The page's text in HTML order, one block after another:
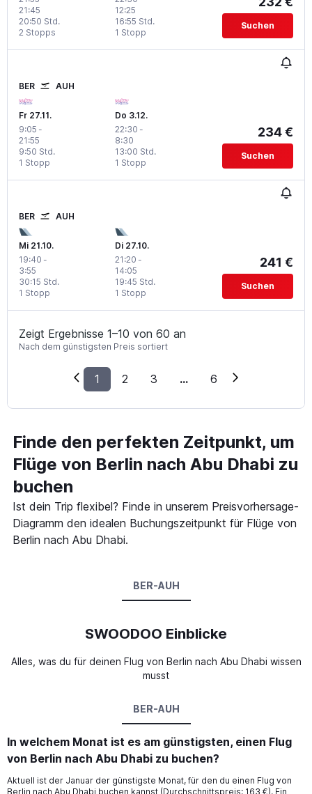
21:45
2 Stopps
20:50 Std.
12:25
1 Stopp
16:55 Std. Suchen
BER AUH
Fr 27.11.
9:05 -
21:55
1 Stopp
9:50 Std.
Do 3.12.
22:30 -
8:30
1 Stopp
13:00 Std.
234 €
Suchen
BER AUH
Mi 21.10.
19:40 -
3:55
1 Stopp
30:15 Std.
Di 27.10.
21:20 -
14:05
1 Stopp
19:45 Std.
241 €
Suchen
Zeigt Ergebnisse 1–10 von 60 an
Nach dem günstigsten Preis sortiert
1 2 3 ... 6
Finde den perfekten Zeitpunkt, um
Flüge von Berlin nach Abu Dhabi zu
buchen
Ist dein Trip flexibel? Finde in unserem Preisvorhersage-
Diagramm den idealen Buchungszeitpunkt für Flüge von
Berlin nach Abu Dhabi.
BER-AUH
SWOODOO Einblicke
Alles, was du für deinen Flug von Berlin nach Abu Dhabi wissen
musst
BER-AUH
In welchem Monat ist es am günstigsten, einen Flug
von Berlin nach Abu Dhabi zu buchen?
Aktuell ist der Januar der günstigste Monat, für den du einen Flug von
Berlin nach Abu Dhabi buchen kannst (Durchschnittspreis: 163 €). Ein